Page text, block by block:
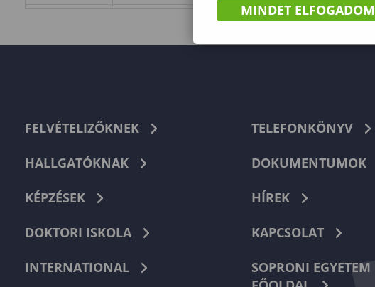
FELVÉTELIZŐKNEK
HALLGATÓKNAK
KÉPZÉSEK
DOKTORI ISKOLA
INTERNATIONAL
TELEFONKÖNYV
DOKUMENTUMOK
HÍREK
KAPCSOLAT
SOPRONI EGYETEM
MINDET ELFOGADOM